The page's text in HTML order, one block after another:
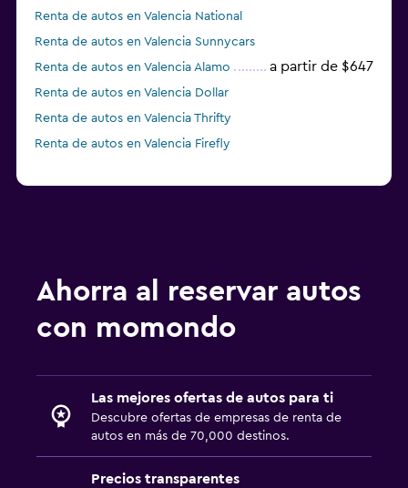
Renta de autos en Valencia National
Renta de autos en Valencia Sunnycars
Renta de autos en Valencia Alamo
a partir de $647
Renta de autos en Valencia Dollar
Renta de autos en Valencia Thrifty
Renta de autos en Valencia Firefly
Ahorra al reservar autos
con momondo
Las mejores ofertas de autos para ti
Descubre ofertas de empresas de renta de
autos en más de 70,000 destinos.
Precios transparentes